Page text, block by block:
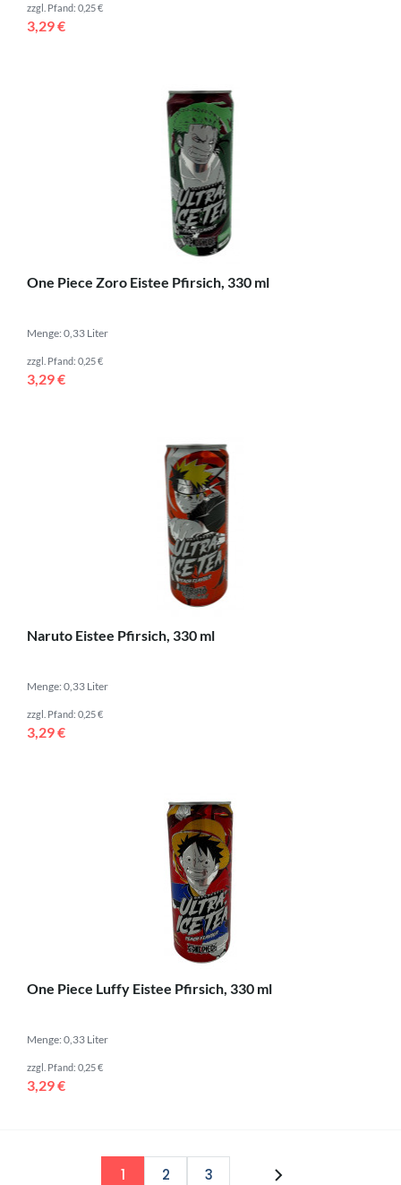
zzgl. Pfand: 0,25 €
3,29 €
One Piece Zoro Eistee Pfirsich, 330 ml
Menge: 0,33 Liter
zzgl. Pfand: 0,25 €
3,29 €
Naruto Eistee Pfirsich, 330 ml
Menge: 0,33 Liter
zzgl. Pfand: 0,25 €
3,29 €
One Piece Luffy Eistee Pfirsich, 330 ml
Menge: 0,33 Liter
zzgl. Pfand: 0,25 €
3,29 €
1 2 3